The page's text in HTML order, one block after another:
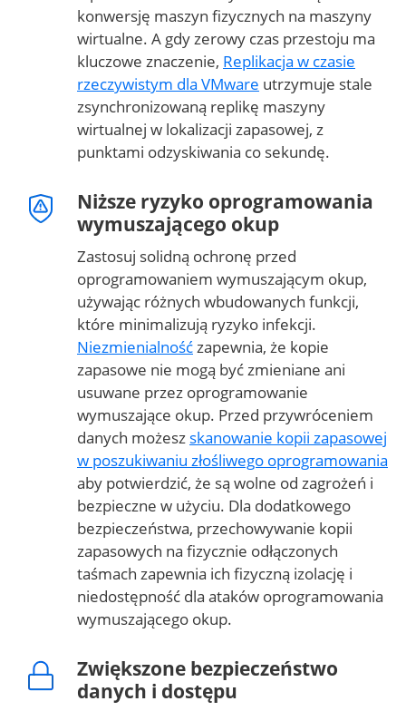
konwersję maszyn fizycznych na maszyny
wirtualne. A gdy zerowy czas przestoju ma
kluczowe znaczenie, Replikacja w czasie
rzeczywistym dla VMware utrzymuje stale
zsynchronizowaną replikę maszyny
wirtualnej w lokalizacji zapasowej, z
punktami odzyskiwania co sekundę.
Niższe ryzyko oprogramowania
wymuszającego okup
Zastosuj solidną ochronę przed
oprogramowaniem wymuszającym okup,
używając różnych wbudowanych funkcji,
które minimalizują ryzyko infekcji.
Niezmienialnośćzapewnia, że kopie
zapasowe nie mogą być zmieniane ani
usuwane przez oprogramowanie
wymuszające okup. Przed przywróceniem
danych możesz skanowanie kopii zapasowej
w poszukiwaniu złośliwego oprogramowania
aby potwierdzić, że są wolne od zagrożeń i
bezpieczne w użyciu. Dla dodatkowego
bezpieczeństwa, przechowywanie kopii
zapasowych na fizycznie odłączonych
taśmach zapewnia ich fizyczną izolację i
niedostępność dla ataków oprogramowania
wymuszającego okup.
Zwiększone bezpieczeństwo
danych i dostępu